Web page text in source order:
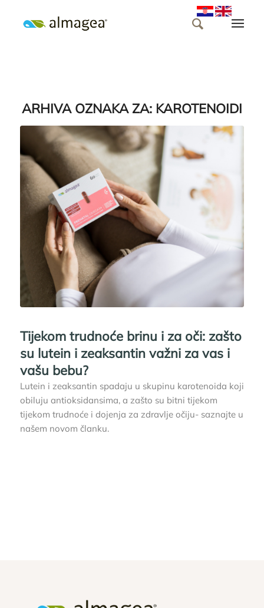
ARHIVA OZNAKA ZA: KAROTENOIDI
Tijekom trudnoće brinu i za oči: zašto
su lutein i zeaksantin važni za vas i
vašu bebu?
Lutein i zeaksantin spadaju u skupinu karotenoida koji
obiluju antioksidansima, a zašto su bitni tijekom
tijekom trudnoće i dojenja za zdravlje očiju- saznajte u
našem novom članku.